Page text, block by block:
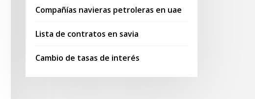
Compañías navieras petroleras en uae
Lista de contratos en savia
Cambio de tasas de interés